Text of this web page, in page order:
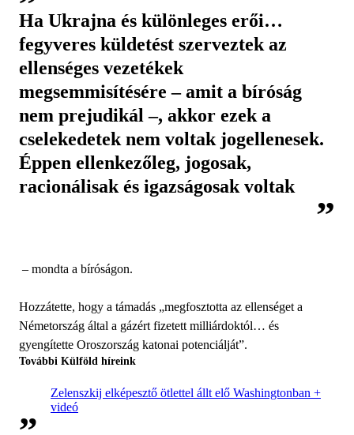
Ha Ukrajna és különleges erői…
fegyveres küldetést szerveztek az
ellenséges vezetékek
megsemmisítésére – amit a bíróság
nem prejudikál –, akkor ezek a
cselekedetek nem voltak jogellenesek.
Éppen ellenkezőleg, jogosak,
racionálisak és igazságosak voltak
– mondta a bíróságon.
Hozzátette, hogy a támadás „megfosztotta az ellenséget a
Németország által a gázért fizetett milliárdoktól… és
gyengítette Oroszország katonai potenciálját”.
További Külföld híreink
Zelenszkij elképesztő ötlettel állt elő Washingtonban +
videó